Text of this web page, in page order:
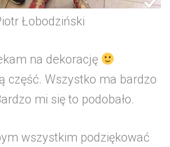
Łobodziński
na dekorację
część. Wszystko ma bardzo
mi się to podobało.
wszystkim podziękować